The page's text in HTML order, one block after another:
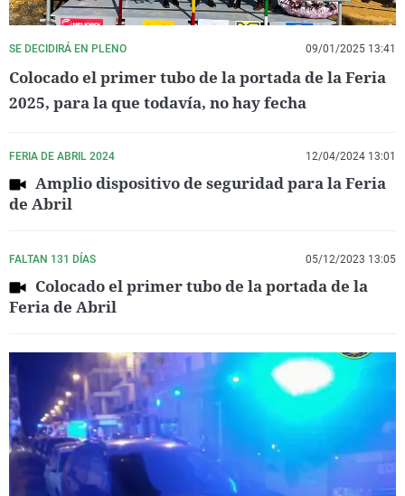
SE DECIDIRÁ EN PLENO 09/01/2025 13:41
Colocado el primer tubo de la portada de la Feria
2025, para la que todavía, no hay fecha
FERIA DE ABRIL 2024 12/04/2024 13:01
Amplio dispositivo de seguridad para la Feria
de Abril
FALTAN 131 DÍAS 05/12/2023 13:05
Colocado el primer tubo de la portada de la
Feria de Abril